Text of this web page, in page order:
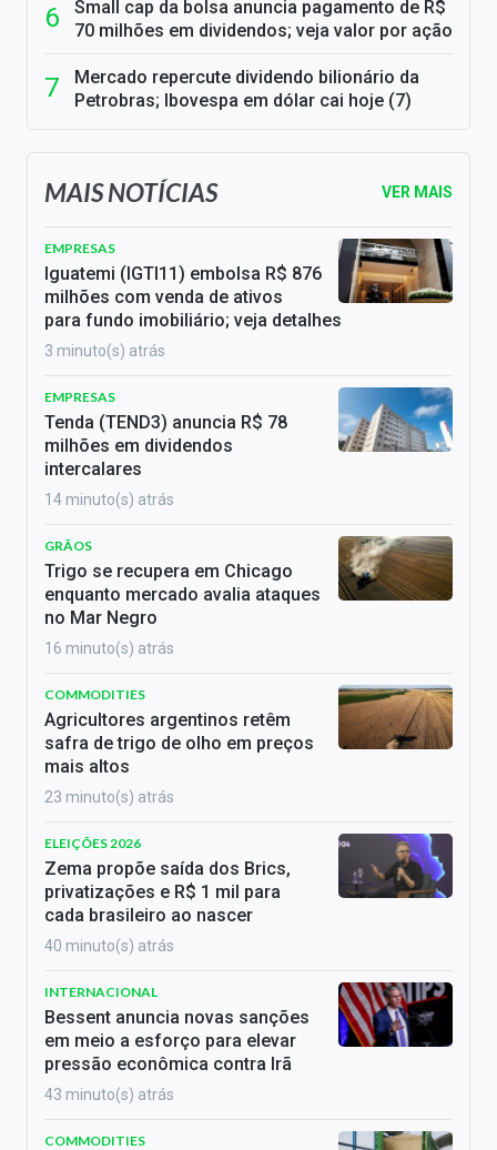
Small cap da bolsa anuncia pagamento de R$
70 milhões em dividendos; veja valor por ação
Mercado repercute dividendo bilionário da
Petrobras; Ibovespa em dólar cai hoje (7)
MAIS NOTÍCIAS VER MAIS
EMPRESAS
Iguatemi (IGTI11) embolsa R$ 876
milhões com venda de ativos
para fundo imobiliário; veja detalhes
3 minuto(s) atrás
EMPRESAS
Tenda (TEND3) anuncia R$ 78
milhões em dividendos
intercalares
14 minuto(s) atrás
GRÃOS
Trigo se recupera em Chicago
enquanto mercado avalia ataques
no Mar Negro
16 minuto(s) atrás
COMMODITIES
Agricultores argentinos retêm
safra de trigo de olho em preços
mais altos
23 minuto(s) atrás
ELEIÇÕES 2026
Zema propõe saída dos Brics,
privatizações e R$ 1 mil para
cada brasileiro ao nascer
40 minuto(s) atrás
INTERNACIONAL
Bessent anuncia novas sanções
em meio a esforço para elevar
pressão econômica contra Irã
43 minuto(s) atrás
COMMODITIES